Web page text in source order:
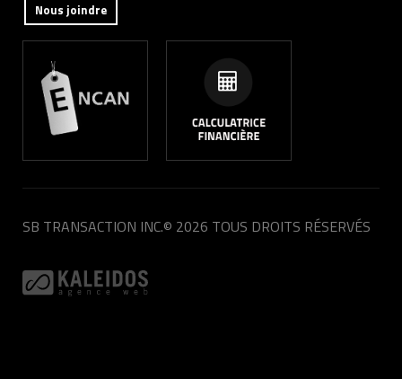
Nous joindre
SB TRANSACTION INC.© 2026 TOUS DROITS RÉSERVÉS